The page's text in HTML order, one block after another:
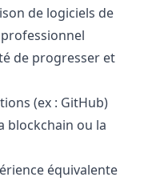
de logiciels de
de progresser et
(ex : GitHub)
blockchain ou la
équivalente